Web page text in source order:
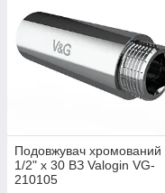
Подовжувач хромований
1/2" x 30 ВЗ Valogin VG-
210105